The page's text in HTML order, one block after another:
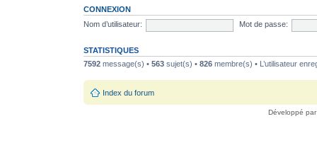
CONNEXION
Nom d’utilisateur:
Mot de passe:
STATISTIQUES
7592 message(s) • 563 sujet(s) • 826 membre(s) • L’utilisateur
Index du forum
Développé